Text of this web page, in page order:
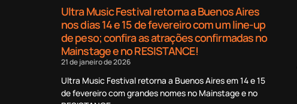
Ultra Music Festival retorna a Buenos Aires
nos dias 14 e 15 de fevereiro com um line-up
de peso; confira as atrações confirmadas no
Mainstage e no RESISTANCE!
21 de janeiro de 2026
Ultra Music Festival retorna a Buenos Aires em 14 e 15
de fevereiro com grandes nomes no Mainstage e no